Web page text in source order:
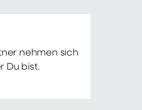
nehmen sich
Du bist.